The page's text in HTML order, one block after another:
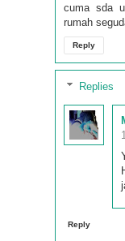
cuma sda
rumah
Reply
Replies
Reply